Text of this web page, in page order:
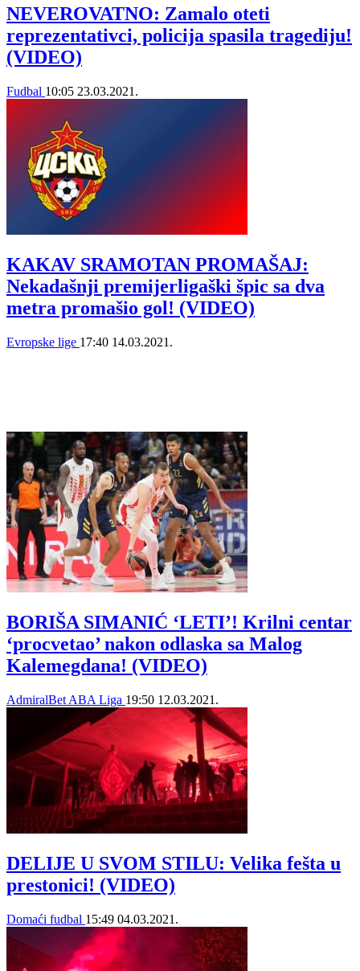
NEVEROVATNO: Zamalo oteti
reprezentativci, policija spasila tragediju!
(VIDEO)
Fudbal 10:05 23.03.2021.
KAKAV SRAMOTAN PROMAŠAJ:
Nekadašnji premijerligaški špic sa dva
metra promašio gol! (VIDEO)
Evropske lige 17:40 14.03.2021.
BORIŠA SIMANIĆ ‘LETI’! Krilni centar
‘procvetao’ nakon odlaska sa Malog
Kalemegdana! (VIDEO)
AdmiralBet ABA Liga 19:50 12.03.2021.
DELIJE U SVOM STILU: Velika fešta u
prestonici! (VIDEO)
Domaći fudbal 15:49 04.03.2021.